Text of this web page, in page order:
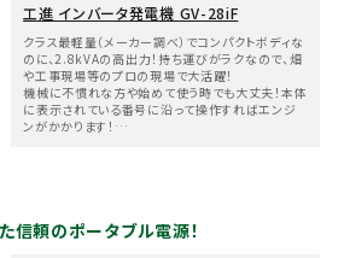
注文
24時間受付
工進 インバータ発電機 GV-28iF
クラス最軽量（メーカー調べ）でコンパクトボディな
のに、2.8kVAの高出力！持ち運びがラクなので、畑
や工事現場等のプロの現場で大活躍！
機械に不慣れな方や始めて使う時でも大丈夫！本体
に表示されている番号に沿って操作すればエンジ
ンがかかります！
信頼のポータブル電源！